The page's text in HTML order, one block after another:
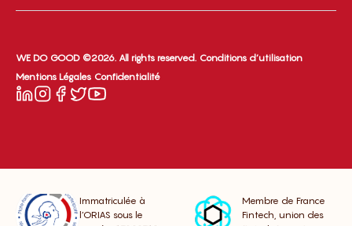
WE DO GOOD ©2026. All rights reserved. Conditions d’utilisation
Mentions Légales Confidentialité
Immatriculée à
l’ORIAS sous le
Membre de France
Fintech, union des